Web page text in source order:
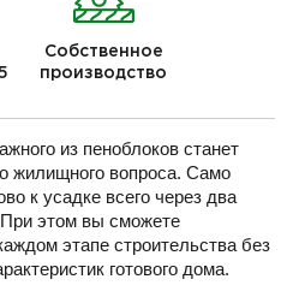
Собственное
производство
из пеноблоков станет
жилищного вопроса. Само
к усадке всего через два
этом вы сможете
этапе строительства без
готового дома.